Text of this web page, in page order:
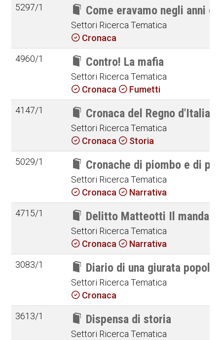
5297/1 Come eravamo negli anni
Settori Ricerca Tematica
Cronaca
4960/1
Contro! La mafia
Settori Ricerca Tematica
Cronaca
Fumetti
4147/1
Cronaca del Regno d'Italia
Settori Ricerca Tematica
Cronaca
Storia
5029/1
Cronache di piombo e di
Settori Ricerca Tematica
Cronaca
Narrativa
4715/1
Delitto Matteotti Il
Settori Ricerca Tematica
Cronaca
Narrativa
3083/1
Diario di una giurata
Settori Ricerca Tematica
Cronaca
3613/1
Dispensa di storia
Settori Ricerca Tematica